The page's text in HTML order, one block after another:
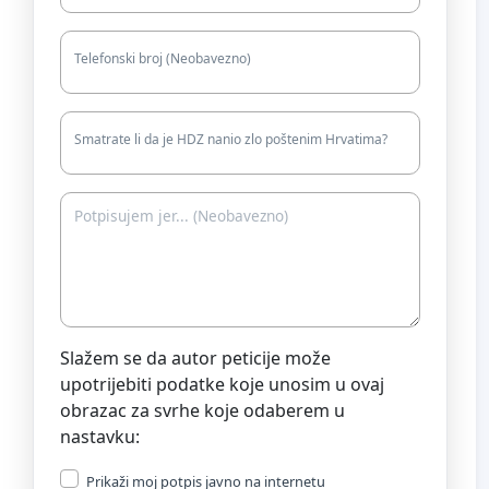
Telefonski broj (Neobavezno)
Smatrate li da je HDZ nanio zlo poštenim Hrvatima?
Slažem se da autor peticije može
upotrijebiti podatke koje unosim u ovaj
obrazac za svrhe koje odaberem u
nastavku:
Prikaži moj potpis javno na internetu